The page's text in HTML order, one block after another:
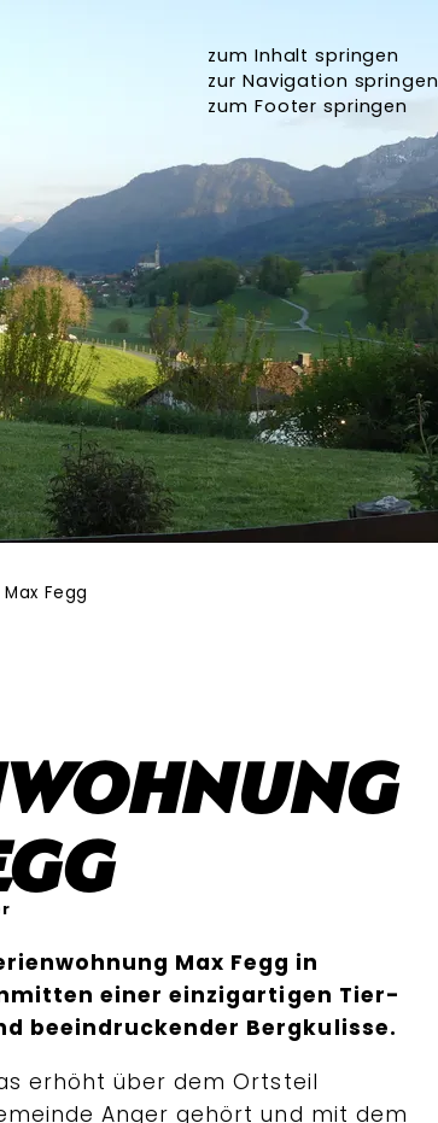
zum Inhalt springen
zur Navigation springen
zum Footer springen
Fegg
Max Fegg in
einer einzigartigen Tier-
beeindruckender Bergkulisse.
erhöht über dem Ortsteil
Anger gehört und mit dem